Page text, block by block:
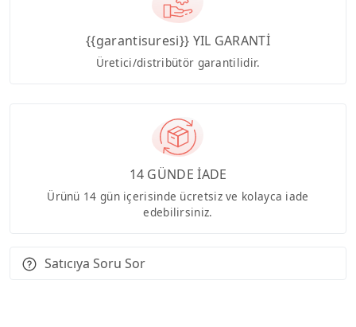
{{garantisuresi}} YIL GARANTİ
Üretici/distribütör garantilidir.
14 GÜNDE İADE
Ürünü 14 gün içerisinde ücretsiz ve kolayca iade
edebilirsiniz.
Satıcıya Soru Sor